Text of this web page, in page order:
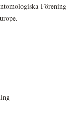
Förening